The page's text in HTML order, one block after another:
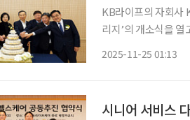
KB라이프의 자회사
리지’의 개소식을 열고 본격
2025-11-25 01:13
시니어 서비스